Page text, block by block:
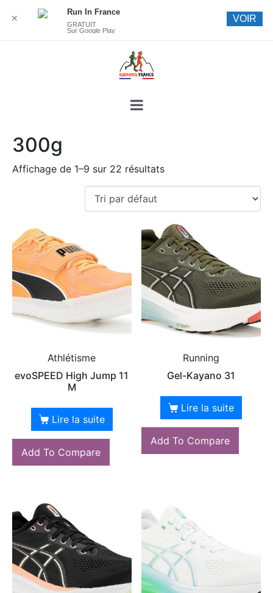
300g
Affichage de 1–9 sur 22 résultats
Athlétisme
evoSPEED High Jump 11
M
Lire la suite
Add To Compare
Running
Gel-Kayano 31
Lire la suite
Add To Compare
✕
Run In France
GRATUIT
Sur Google Play
VOIR